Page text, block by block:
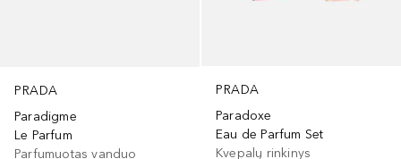
PRADA
Paradigme
Le Parfum
Parfumuotas vanduo
PRADA
Paradoxe
Eau de Parfum Set
Kvepalų rinkinys